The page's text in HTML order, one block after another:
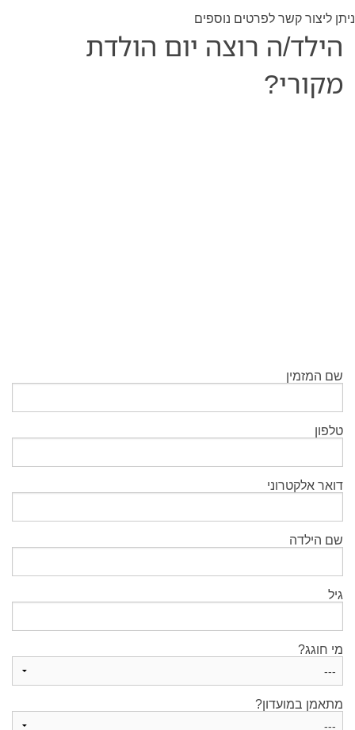
ניתן ליצור קשר לפרטים נוספים
הילד/ה רוצה יום הולדת
מקורי?
שם המזמין
טלפון
דואר אלקטרוני
שם הילדה
גיל
מי חוגג?
מתאמן במועדון?